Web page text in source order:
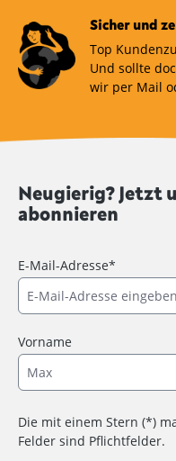
Sicher und
Top
Und sollte
wir per Mail
Neugierig? Jetzt
abonnieren
E-Mail-Adresse*
Vorname
Die mit einem Stern (*)
Felder sind Pflichtfelder.